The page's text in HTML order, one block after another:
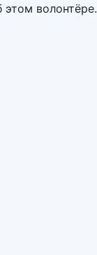
этом волонтёре.